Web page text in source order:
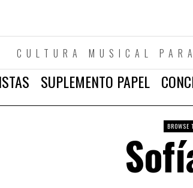
CULTURA MUSICAL
SUPLEMENTO PAPEL
BROWSE